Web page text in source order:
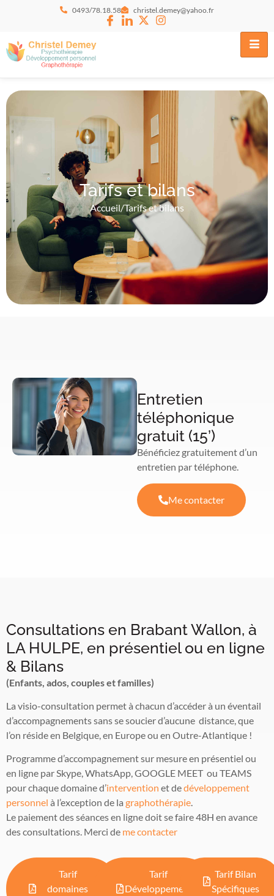
0493/78.18.58 christel.demey@yahoo.fr
Tarifs et bilans
Accueil/Tarifs et bilans
Entretien
téléphonique
gratuit (15’)
Bénéficiez gratuitement d’un
entretien par téléphone.
Me contacter
Consultations en Brabant Wallon, à
LA HULPE, en présentiel ou en ligne
& Bilans
(Enfants, ados, couples et familles)
La visio-consultation permet à chacun d’accéder à un éventail
d’accompagnements sans se soucier d’aucune distance, que
l’on réside en Belgique, en Europe ou en Outre-Atlantique !
Programme d’accompagnement sur mesure en présentiel ou
en ligne par Skype, WhatsApp, GOOGLE MEET ou TEAMS
pour chaque domaine d’intervention et dedéveloppement
personnel à l’exception de la graphothérapie.
Le paiement des séances en ligne doit se faire 48H en avance
des consultations. Merci de me contacter
Tarif
domaines
Tarif
Développement
Tarif Bilan
Spécifiques